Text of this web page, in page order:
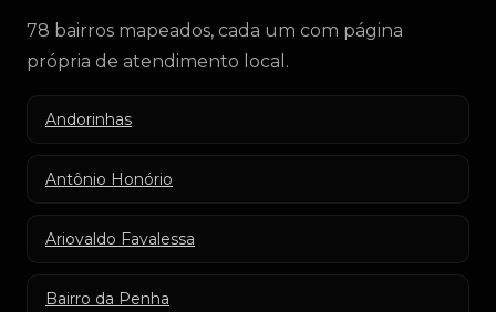
78 bairros mapeados, cada um com página
própria de atendimento local.
Andorinhas
Antônio Honório
Ariovaldo Favalessa
Bairro da Penha